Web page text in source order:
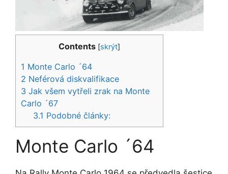
Contents [skrýt]
1 Monte Carlo ´64
2 Neférová diskvalifikace
3 Jak všem vytřeli zrak na Monte
Carlo ´67
3.1 Podobné články:
Monte Carlo ´64